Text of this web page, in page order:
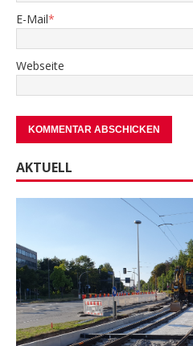
E-Mail*
Webseite
AKTUELL